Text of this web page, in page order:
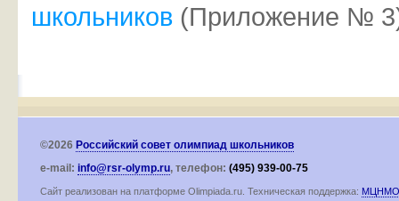
школьников (Приложение №
©2026 Российский совет олимпиад школьников
e-mail: info@rsr-olymp.ru, телефон: (495) 939-00-75
Сайт реализован на платформе Olimpiada.ru. Техническая поддержка: МЦНМО